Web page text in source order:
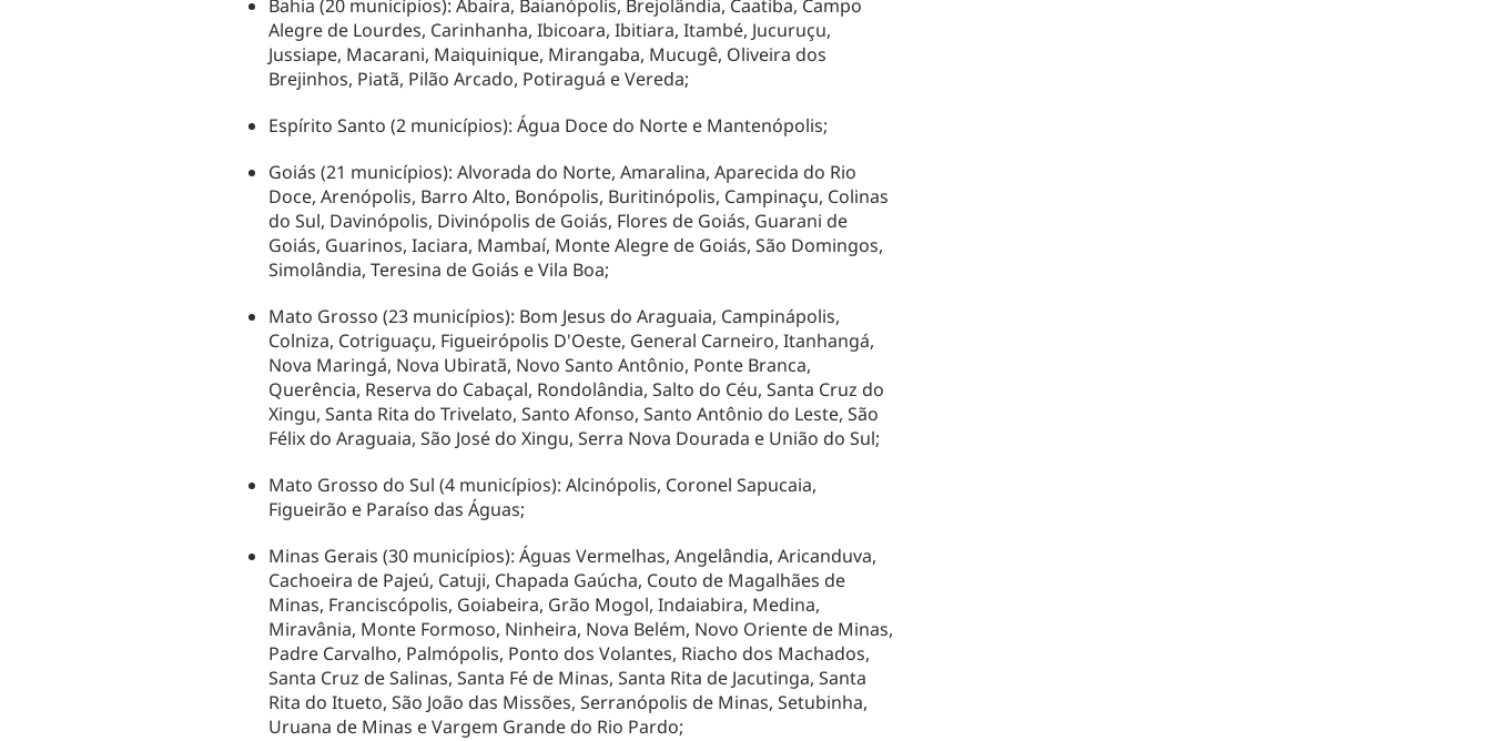
Bahia (20 municípios): Abaíra, Baianópolis, Brejolândia, Caatiba, Campo
Alegre de Lourdes, Carinhanha, Ibicoara, Ibitiara, Itambé, Jucuruçu,
Jussiape, Macarani, Maiquinique, Mirangaba, Mucugê, Oliveira dos
Brejinhos, Piatã, Pilão Arcado, Potiraguá e Vereda;
Espírito Santo (2 municípios): Água Doce do Norte e Mantenópolis;
Goiás (21 municípios): Alvorada do Norte, Amaralina, Aparecida do Rio
Doce, Arenópolis, Barro Alto, Bonópolis, Buritinópolis, Campinaçu, Colinas
do Sul, Davinópolis, Divinópolis de Goiás, Flores de Goiás, Guarani de
Goiás, Guarinos, Iaciara, Mambaí, Monte Alegre de Goiás, São Domingos,
Simolândia, Teresina de Goiás e Vila Boa;
Mato Grosso (23 municípios): Bom Jesus do Araguaia, Campinápolis,
Colniza, Cotriguaçu, Figueirópolis D'Oeste, General Carneiro, Itanhangá,
Nova Maringá, Nova Ubiratã, Novo Santo Antônio, Ponte Branca,
Querência, Reserva do Cabaçal, Rondolândia, Salto do Céu, Santa Cruz do
Xingu, Santa Rita do Trivelato, Santo Afonso, Santo Antônio do Leste, São
Félix do Araguaia, São José do Xingu, Serra Nova Dourada e União do Sul;
Mato Grosso do Sul (4 municípios): Alcinópolis, Coronel Sapucaia,
Figueirão e Paraíso das Águas;
Minas Gerais (30 municípios): Águas Vermelhas, Angelândia, Aricanduva,
Cachoeira de Pajeú, Catuji, Chapada Gaúcha, Couto de Magalhães de
Minas, Franciscópolis, Goiabeira, Grão Mogol, Indaiabira, Medina,
Miravânia, Monte Formoso, Ninheira, Nova Belém, Novo Oriente de Minas,
Padre Carvalho, Palmópolis, Ponto dos Volantes, Riacho dos Machados,
Santa Cruz de Salinas, Santa Fé de Minas, Santa Rita de Jacutinga, Santa
Rita do Itueto, São João das Missões, Serranópolis de Minas, Setubinha,
Uruana de Minas e Vargem Grande do Rio Pardo;